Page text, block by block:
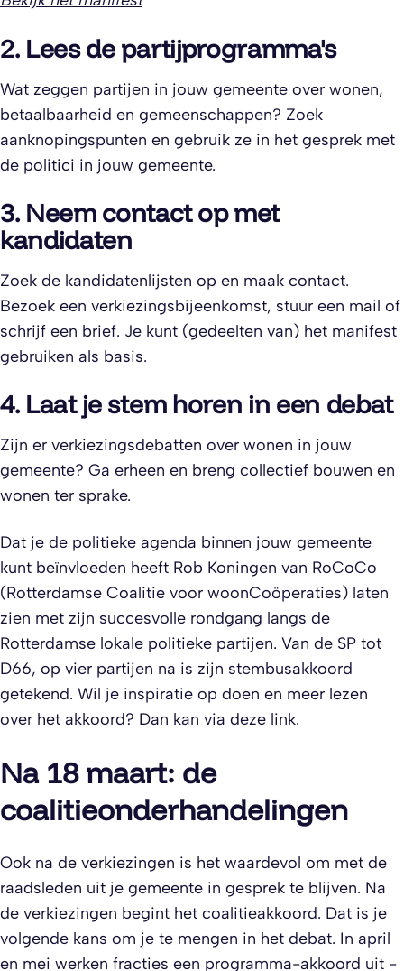
2. Lees de partijprogramma's
Wat zeggen partijen in jouw gemeente over wonen,
betaalbaarheid en gemeenschappen? Zoek
aanknopingspunten en gebruik ze in het gesprek met
de politici in jouw gemeente.
3. Neem contact op met
kandidaten
Zoek de kandidatenlijsten op en maak contact.
Bezoek een verkiezingsbijeenkomst, stuur een mail of
schrijf een brief. Je kunt (gedeelten van) het manifest
gebruiken als basis.
4. Laat je stem horen in een debat
Zijn er verkiezingsdebatten over wonen in jouw
gemeente? Ga erheen en breng collectief bouwen en
wonen ter sprake.
Dat je de politieke agenda binnen jouw gemeente
kunt beïnvloeden heeft Rob Koningen van RoCoCo
(Rotterdamse Coalitie voor woonCoöperaties) laten
zien met zijn succesvolle rondgang langs de
Rotterdamse lokale politieke partijen. Van de SP tot
D66, op vier partijen na is zijn stembusakkoord
getekend. Wil je inspiratie op doen en meer lezen
over het akkoord? Dan kan via deze link.
Na 18 maart: de
coalitieonderhandelingen
Ook na de verkiezingen is het waardevol om met de
raadsleden uit je gemeente in gesprek te blijven. Na
de verkiezingen begint het coalitieakkoord. Dat is je
volgende kans om je te mengen in het debat. In april
en mei werken fracties een programma-akkoord uit -